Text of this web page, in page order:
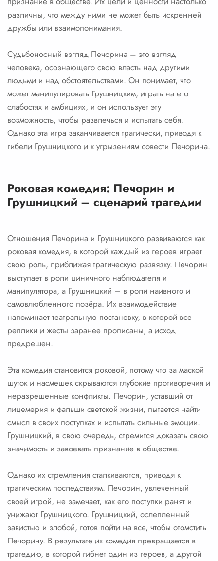
различны, что между ними не может быть искренней
дружбы или взаимопонимания.
Судьбоносный взгляд Печорина – это взгляд
человека, осознающего свою власть над другими
людьми и над обстоятельствами. Он понимает, что
может манипулировать Грушницким, играть на его
слабостях и амбициях, и он использует эту
возможность, чтобы развлечься и испытать себя.
Однако эта игра заканчивается трагически, приводя к
гибели Грушницкого и к угрызениям совести Печорина.
Роковая комедия: Печорин и
Грушницкий – сценарий трагедии
Отношения Печорина и Грушницкого развиваются как
роковая комедия, в которой каждый из героев играет
свою роль, приближая трагическую развязку. Печорин
выступает в роли циничного наблюдателя и
манипулятора, а Грушницкий – в роли наивного и
самовлюбленного позёра. Их взаимодействие
напоминает театральную постановку, в которой все
реплики и жесты заранее прописаны, а исход
предрешен.
Эта комедия становится роковой, потому что за маской
шуток и насмешек скрываются глубокие противоречия и
неразрешенные конфликты. Печорин, уставший от
лицемерия и фальши светской жизни, пытается найти
смысл в своих поступках и испытать сильные эмоции.
Грушницкий, в свою очередь, стремится доказать свою
значимость и завоевать признание в обществе.
Однако их стремления сталкиваются, приводя к
трагическим последствиям. Печорин, увлеченный
своей игрой, не замечает, как его поступки ранят и
унижают Грушницкого. Грушницкий, ослепленный
завистью и злобой, готов пойти на все, чтобы отомстить
Печорину. В результате их комедия превращается в
трагедию, в которой гибнет один из героев, а другой